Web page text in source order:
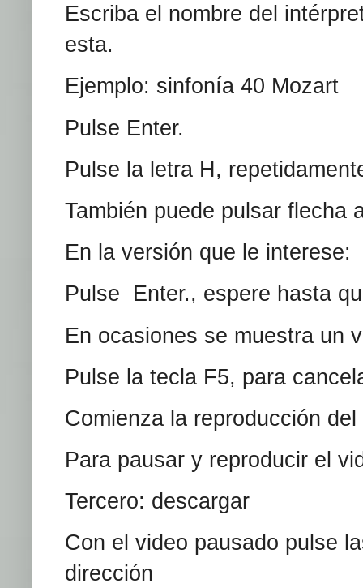
Escriba el nombre del
esta.
Ejemplo: sinfonía 40 Mozart
Pulse Enter.
Pulse la letra H,
También puede pulsar flecha
En la versión que le interese:
Pulse Enter., espere hasta
En ocasiones se muestra un
Pulse la tecla F5, para
Comienza la reproducción
Para pausar y reproducir el
Tercero: descargar
Con el video pausado pulse
dirección